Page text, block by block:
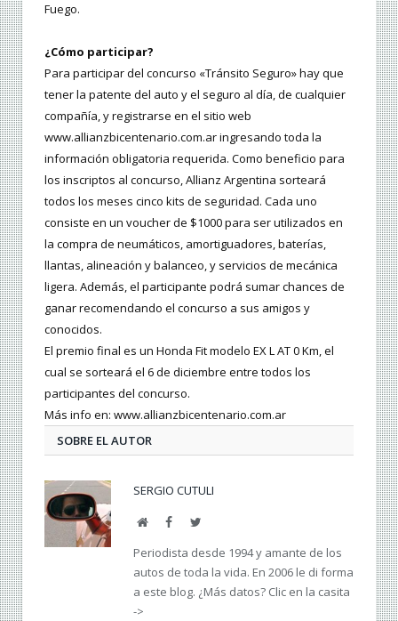
Fuego.
¿Cómo participar?
Para participar del concurso «Tránsito Seguro» hay que
tener la patente del auto y el seguro al día, de cualquier
compañía, y registrarse en el sitio web
www.allianzbicentenario.com.ar ingresando toda la
información obligatoria requerida. Como beneficio para
los inscriptos al concurso, Allianz Argentina sorteará
todos los meses cinco kits de seguridad. Cada uno
consiste en un voucher de $1000 para ser utilizados en
la compra de neumáticos, amortiguadores, baterías,
llantas, alineación y balanceo, y servicios de mecánica
ligera. Además, el participante podrá sumar chances de
ganar recomendando el concurso a sus amigos y
conocidos.
El premio final es un Honda Fit modelo EX L AT 0 Km, el
cual se sorteará el 6 de diciembre entre todos los
participantes del concurso.
Más info en: www.allianzbicentenario.com.ar
SOBRE EL AUTOR
SERGIO CUTULI
Web FacebookTwitter
Periodista desde 1994 y amante de los
autos de toda la vida. En 2006 le di forma
a este blog. ¿Más datos? Clic en la casita
->